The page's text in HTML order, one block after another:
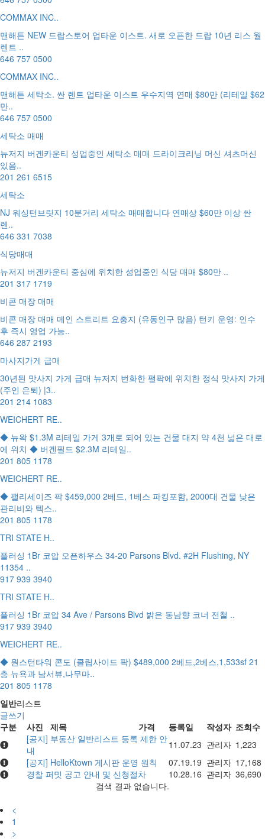
COMMAX INC..
맨해튼 NEW 드랍스토어 업타운 이스트. 새로 오픈한 드랍 10년 리스 월
렌트 ..
646 757 0500
COMMAX INC..
맨해튼 세탁소. 싼 렌트 업타운 이스트 우수지역 연매 $80만 (리테일 $62
만..
646 757 0500
세탁소 매매
뉴저지 버겐카운티 성업중인 세탁소 매매 드라이크리닝 머신 셔츠머신
있음..
201 261 6515
세탁소
NJ 워싱턴브릿지 10분거리 세탁소 매매합니다 연매상 $60만 이상 싼
렌..
646 331 7038
식당매매
뉴저지 버겐카운티 중심에 위치한 성업중인 식당 매매 $80만 ..
201 317 1719
비콘 매장 매매
비콘 매장 매매 메인 스트리트 요충지 (유동인구 많음) 턴키 운영: 인수
후 즉시 영업 가능..
646 287 2193
마사지가게 급매
30년된 맛사지 가게 급매 뉴저지 번화한 팰팍에 위치한 정식 맛사지 가게
(주인 은퇴) |3..
201 214 1083
WEICHERT RE..
◆ 뉴왁 $1.3M 리테일 가게 3개로 되어 있는 건물 대지 약 4천 넓은 대로
에 위치 ◆ 버겐필드 $2.3M 리테일..
201 805 1178
WEICHERT RE..
◆ 팰리세이즈 팍 $459,000 2베드, 1베스 파킹포함, 2000대 건물 낮은
관리비와 텍스..
201 805 1178
TRI STATE H..
플러싱 1Br 코압 오픈하우스 34-20 Parsons Blvd. #2H Flushing, NY
11354 ..
917 939 3940
TRI STATE H..
플러싱 1Br 코압 34 Ave / Parsons Blvd 밝은 동남향 코너 전철 ..
917 939 3940
WEICHERT RE..
◆ 원스턴타워 콘도 (클립사이드 팍) $489,000 2베드,2베스,1,533sf 21
층 뉴욕과 남서뷰,나무마..
201 805 1178
일반리스트
글쓰기
구분
사진 제목 가격 등록일 작성자 조회수
[공지] 부동산 일반리스트 등록 제한 안
내
11.07.23 관리자 1,223
[공지] HelloKtown 게시판 운영 원칙
07.19.19 관리자 17,168
경찰 퍼밋 공고 안내 및 신청절차
10.28.16 관리자 36,690
검색 결과 없습니다.
<
1
>